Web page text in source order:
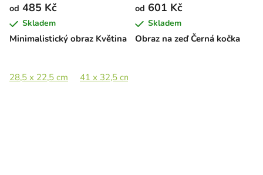
Minimalistický obraz Květina
od 485 Kč
Skladem
28,5 x 22,5 cm 41 x 32,5 cm
Obraz na zeď Černá kočka
od 601 Kč
Skladem